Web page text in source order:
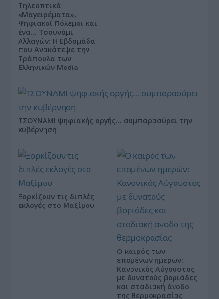
Τηλεοπτικά
«Μαγειρέματα»,
Ψηφιακοί Πόλεμοι και
ένα… Τσουνάμι
Αλλαγών: Η Εβδομάδα
που Ανακάτεψε την
Τράπουλα των
Ελληνικών Media
ΤΣΟΥΝΑΜΙ ψηφιακής οργής… συμπαρασύρει την
κυβέρνηση
Ξορκίζουν τις διπλές
εκλογές στο Μαξίμου
Ο καιρός των
επομένων ημερών:
Κανονικός Αύγουστος
με δυνατούς βοριάδες
και σταδιακή άνοδο
της θερμοκρασίας